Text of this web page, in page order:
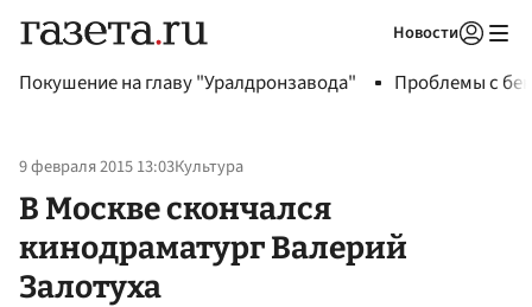
Новости
Покушение на главу "Уралдронзавода" Проблемы с
9 февраля 2015 13:03Культура
В Москве скончался
кинодраматург Валерий
Залотуха